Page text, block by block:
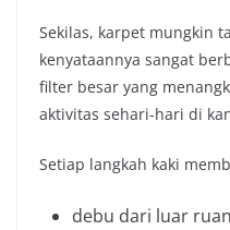
Sekilas, karpet mungkin
kenyataannya sangat
filter besar yang
aktivitas sehari-hari di
Setiap langkah kaki
debu dari luar